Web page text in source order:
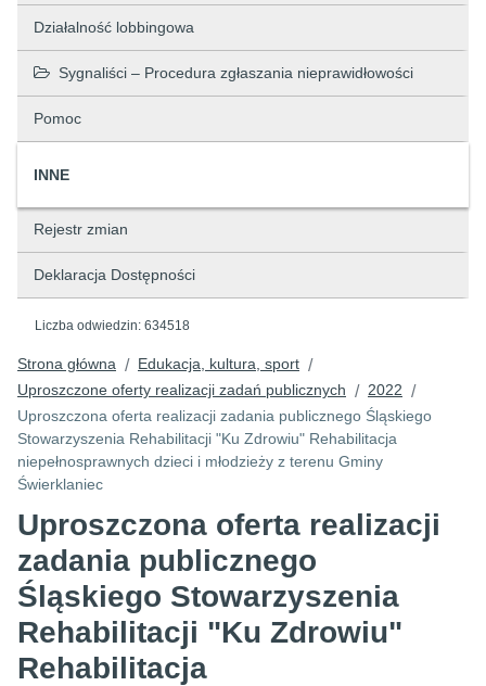
Działalność lobbingowa
Sygnaliści – Procedura zgłaszania nieprawidłowości
Pomoc
INNE
Rejestr zmian
Deklaracja Dostępności
Liczba odwiedzin: 634518
Strona główna / Edukacja, kultura, sport /
Uproszczone oferty realizacji zadań publicznych / 2022 /
Uproszczona oferta realizacji zadania publicznego Śląskiego
Stowarzyszenia Rehabilitacji "Ku Zdrowiu" Rehabilitacja
niepełnosprawnych dzieci i młodzieży z terenu Gminy
Świerklaniec
Uproszczona oferta realizacji
zadania publicznego
Śląskiego Stowarzyszenia
Rehabilitacji "Ku Zdrowiu"
Rehabilitacja